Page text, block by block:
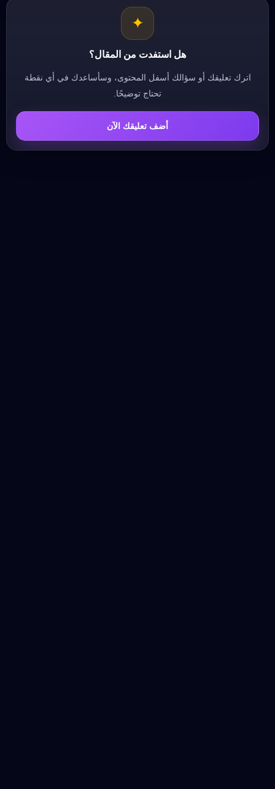
✦
هل استفدت من المقال؟
اترك تعليقك أو سؤالك أسفل المحتوى، وسأساعدك في أي نقطة
تحتاج توضيحًا.
أضف تعليقك الآن